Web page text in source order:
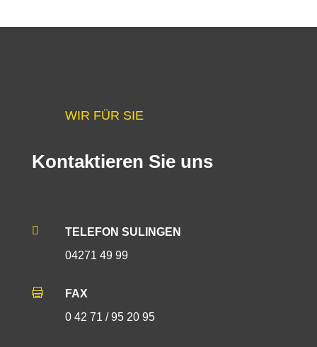
WIR FÜR SIE
Kontaktieren Sie uns

TELEFON SULINGEN
04271 49 99

FAX
0 42 71 / 95 20 95